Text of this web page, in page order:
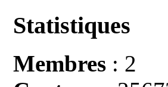
Statistiques
Membres : 2